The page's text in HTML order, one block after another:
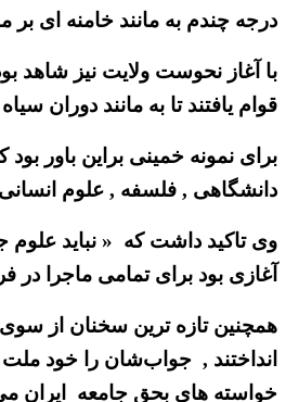
درجه چندم به مانند خامنه ای
با آغاز نحوست ولایت نیز شاهد
قوام یافتند تا به مانند دوران
برای نمونه خمینی براین باور
دانشگاهی , فلسفه , علوم
وی تاکید داشت که « نباید علوم
آغازی بود برای تمامی ماجرا
همچنین تازه ترین سخنان از سوی
انداختند , جواب‌شان را خود
خواسته های بحق جامعه ایران